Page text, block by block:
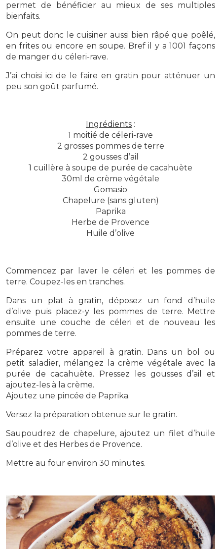
permet de bénéficier au mieux de ses multiples
bienfaits.
On peut donc le cuisiner aussi bien râpé que poêlé,
en frites ou encore en soupe. Bref il y a 1001 façons
de manger du céleri-rave.
J’ai choisi ici de le faire en gratin pour atténuer un
peu son goût parfumé.
Ingrédients :
1 moitié de céleri-rave
2 grosses pommes de terre
2 gousses d’ail
1 cuillère à soupe de purée de cacahuète
30ml de crème végétale
Gomasio
Chapelure (sans gluten)
Paprika
Herbe de Provence
Huile d’olive
Commencez par laver le céleri et les pommes de
terre. Coupez-les en tranches.
Dans un plat à gratin, déposez un fond d’huile
d’olive puis placez-y les pommes de terre. Mettre
ensuite une couche de céleri et de nouveau les
pommes de terre.
Préparez votre appareil à gratin. Dans un bol ou
petit saladier, mélangez la crème végétale avec la
purée de cacahuète. Pressez les gousses d’ail et
ajoutez-les à la crème.
Ajoutez une pincée de Paprika.
Versez la préparation obtenue sur le gratin.
Saupoudrez de chapelure, ajoutez un filet d’huile
d’olive et des Herbes de Provence.
Mettre au four environ 30 minutes.